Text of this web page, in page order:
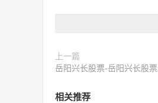
上一篇
岳阳兴长股票-岳阳兴长股
相关推荐